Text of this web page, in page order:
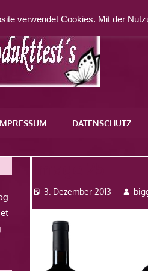
DATENSCHUTZ
3. Dezember 2013
verwendet Cookies. Mit der